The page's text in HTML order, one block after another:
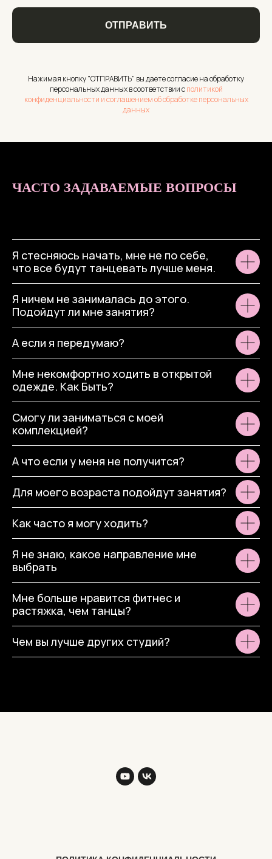
ОТПРАВИТЬ
Нажимая кнопку "ОТПРАВИТЬ" вы даете согласие на обработку
персональных данных в соответствии сполитикой
конфиденциальности и соглашением об обработке персональных
данных
ЧАСТО ЗАДАВАЕМЫЕ ВОПРОСЫ
Я стесняюсь начать, мне не по себе,
что все будут танцевать лучше меня.
Я ничем не занималась до этого.
Подойдут ли мне занятия?
А если я передумаю?
Мне некомфортно ходить в открытой
одежде. Как Быть?
Смогу ли заниматься с моей
комплекцией?
А что если у меня не получится?
Для моего возраста подойдут занятия?
Как часто я могу ходить?
Я не знаю, какое направление мне
выбрать
Мне больше нравится фитнес и
растяжка, чем танцы?
Чем вы лучше других студий?